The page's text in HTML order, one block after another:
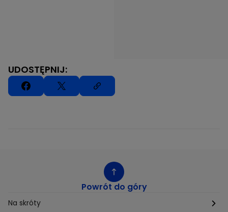
UDOSTĘPNIJ:
Powrót do góry
Na skróty